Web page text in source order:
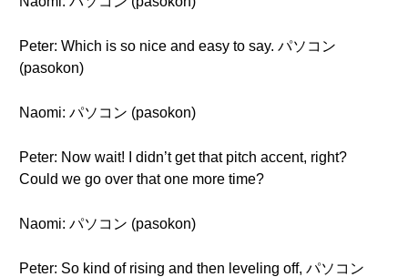
Peter: Which is so nice and easy to say. パソコン
(pasokon)
Naomi: パソコン (pasokon)
Peter: Now wait! I didn’t get that pitch accent, right?
Could we go over that one more time?
Naomi: パソコン (pasokon)
Peter: So kind of rising and then leveling off, パソコン